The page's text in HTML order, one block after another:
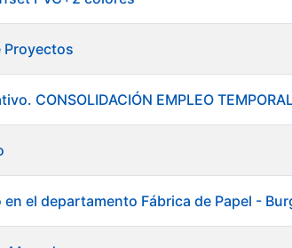
Proyectos
CONSOLIDACIÓN EMPLEO
el departamento Fábrica de Papel -